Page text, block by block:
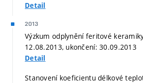
Detail
2013
Výzkum odplynění feritové
12.08.2013, ukončení: 30.09.2013
Detail
Stanovení koeficientu délkové